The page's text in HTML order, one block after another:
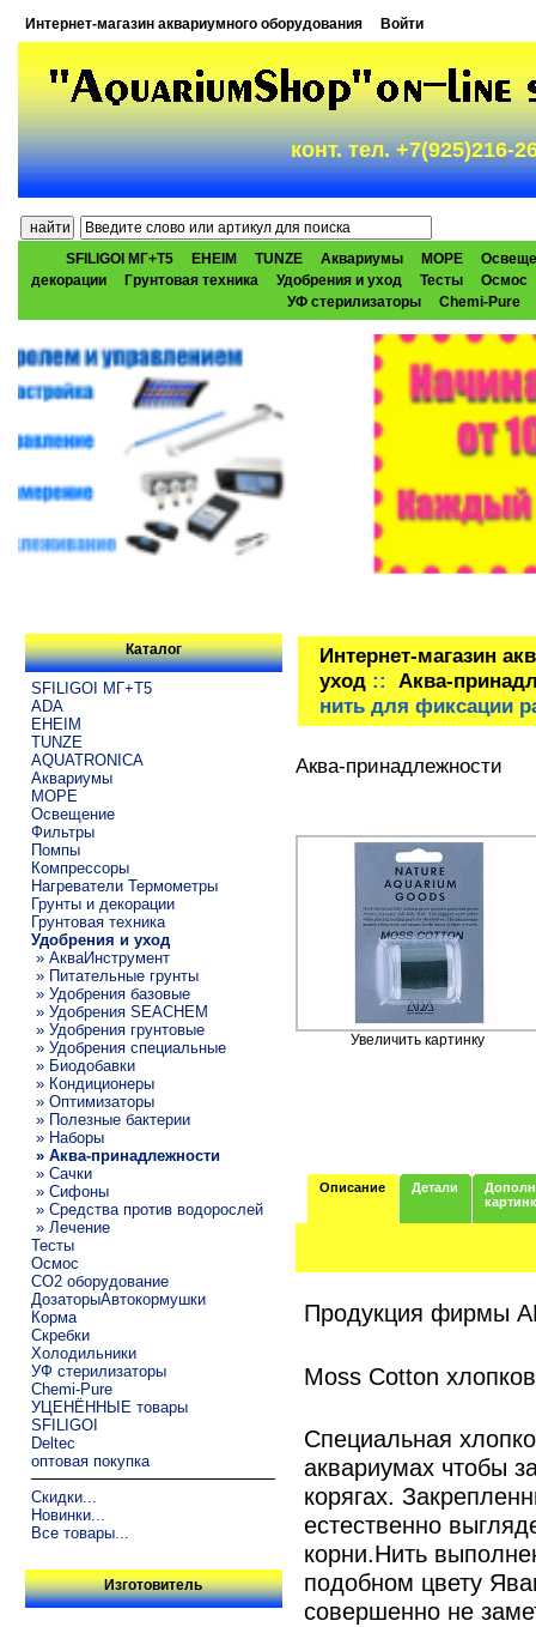
Интернет-магазин аквариумного оборудования Войти
конт. тел. +7(925)216-
SFILIGOI МГ+Т5 EHEIM TUNZE Аквариумы МОРЕ
декорации
Грунтовая техника Удобрения и уход Тесты
Осмос
УФ стерилизаторы
Chemi-Pure
Каталог
SFILIGOI МГ+Т5
ADA
EHEIM
TUNZE
AQUATRONICA
Аквариумы
МОРЕ
Освещение
Фильтры
Помпы
Компрессоры
Нагреватели Термометры
Грунты и декорации
Грунтовая техника
Удобрения и уход
» АкваИнструмент
» Питательные грунты
» Удобрения базовые
» Удобрения SEACHEM
» Удобрения грунтовые
» Удобрения специальные
» Биодобавки
» Кондиционеры
» Оптимизаторы
» Полезные бактерии
» Наборы
» Аква-принадлежности
» Сачки
» Сифоны
» Средства против водорослей
» Лечение
Тесты
Осмос
CO2 оборудование
ДозаторыАвтокормушки
Корма
Скребки
Холодильники
УФ стерилизаторы
Chemi-Pure
УЦЕНЁННЫЕ товары
SFILIGOI
Deltec
оптовая покупка
Скидки...
Новинки...
Все товары...
Изготовитель
Интернет-магазин
уход:: Аква-
нить для фиксации
Аква-принадлежности
Увеличить картинку
Описание Детали
Продукция фирмы
Moss Cotton
Специальная
аквариумах чтобы
корягах.
естественно
корни.Нить
подобном цвету
совершенно не